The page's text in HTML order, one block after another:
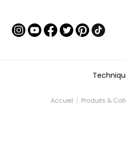
Accueil Produits &